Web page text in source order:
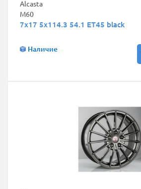
Alcasta
M60
7x17 5x114.3 54.1 ET45 black
Наличие